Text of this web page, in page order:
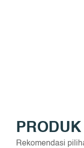
Rekomendasi